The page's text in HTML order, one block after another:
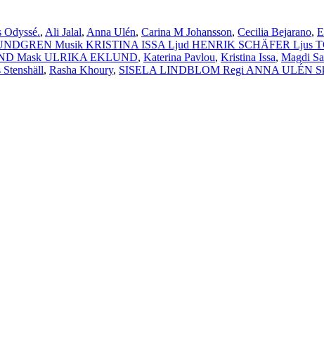
Odyssé., Ali Jalal, Anna Ulén, Carina M Johansson, Cecilia Bejarano,
Musik KRISTINA ISSA Ljud HENRIK SCHÄFER Ljus
Mask ULRIKA EKLUND, Katerina Pavlou, Kristina Issa, Magdi
Stenshäll, Rasha Khoury, SISELA LINDBLOM Regi ANNA ULÉN